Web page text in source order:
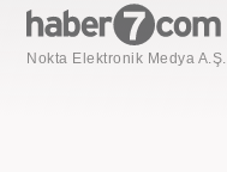
Nokta Elektronik Medya A.Ş.